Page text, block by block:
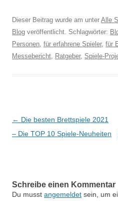
Dieser Beitrag wurde am unter Alle
Blog veröffentlicht. Schlagwörter:
Personen, für erfahrene Spieler, für
Messebericht, Ratgeber, Spiele-
Beitragsnavigation
← Die besten Brettspiele 2021
– Die TOP 10 Spiele-Neuheiten
Schreibe einen Kommentar
Du musst angemeldet sein, um